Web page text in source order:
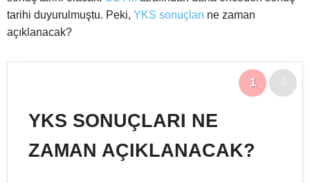
tarihi duyurulmuştu. Peki, YKS sonuçları ne zaman
açıklanacak?
1
YKS SONUÇLARI NE
ZAMAN AÇIKLANACAK?